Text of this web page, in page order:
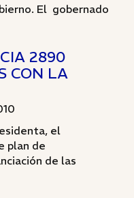
El gobernado
2890
CON LA
el
plan de
de las